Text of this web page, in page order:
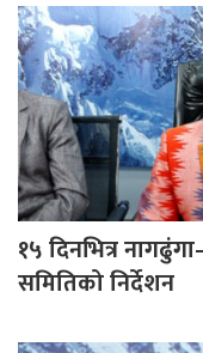
१५ दिनभित्र
समितिको निर्देशन